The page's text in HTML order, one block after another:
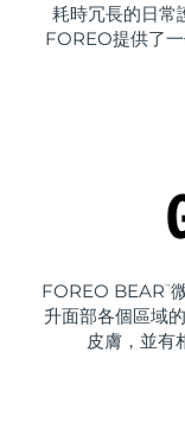
耗時冗長的日常
FOREO提供了
FOREO BEAR ™
升面部各個區域
皮膚，並有